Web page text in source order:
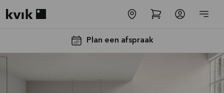
Plan een afspraak